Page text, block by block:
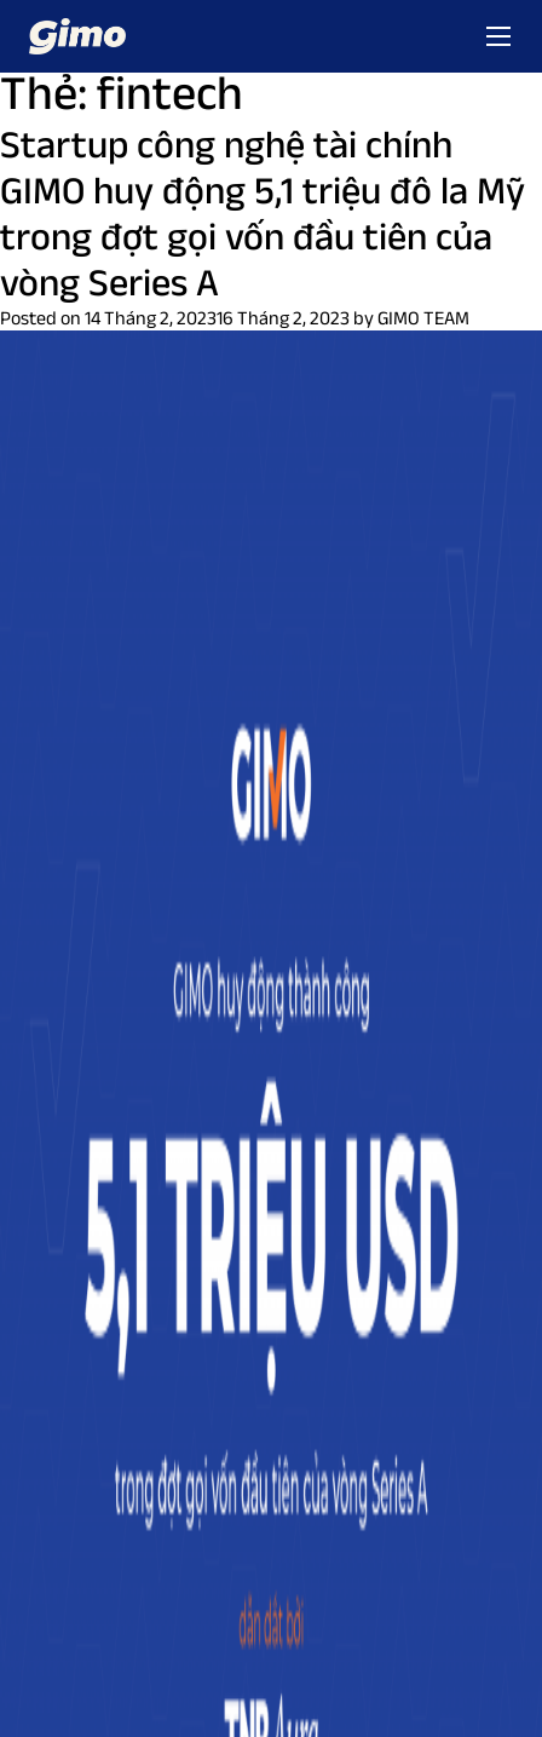
Thẻ: fintech
Startup công nghệ tài chính
GIMO huy động 5,1 triệu đô la Mỹ
trong đợt gọi vốn đầu tiên của
vòng Series A
Posted on 14 Tháng 2, 202316 Tháng 2, 2023 byGIMO TEAM